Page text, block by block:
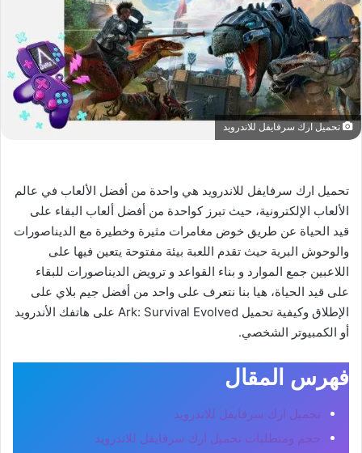
تحميل ارك سرفايفل للاندرويد
تحميل ارك سرفايفل للاندرويد هي واحدة من أفضل الألعاب في عالم
الألعاب الإلكترونية، حيث تبرز كواحدة من أفضل ألعاب البقاء على
قيد الحياة عن طريق خوض مغامرات مثيرة وخطيرة مع الديناصورات
والوحوش البرية حيث تقدم اللعبة بيئة مفتوحة يتعين فيها على
اللاعبين جمع الموارد و بناء القواعد و ترويض الديناصورات للبقاء
على قيد الحياة، هيا بنا نتعرف على واحد من أفضل جيم بلاي على
الإطلاق وكيفية تحميل Ark: Survival Evolved على هاتفك الأندرويد
أو الكمبيوتر الشخصي.
فهرس المقال
تحميل ارك سرفايفل للاندرويد
حجم ومتطلبات تحميل ارك سرفايفل للاندرويد